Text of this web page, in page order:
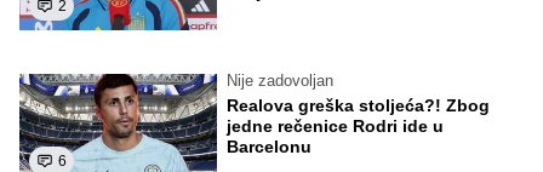
2
6
Nije zadovoljan
Realova greška stoljeća?! Zbog
jedne rečenice Rodri ide u
Barcelonu